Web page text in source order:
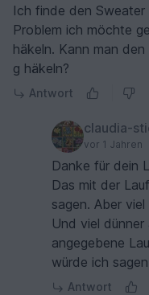
Seite 10 wird
genau die
Trotzdem
Ich finde den
Problem ich möchte
häkeln. Kann man
g häkeln?
Antwort
claudia-
vor 1 Jahren
Danke für dein
Das mit der
sagen. Aber
Und viel
angegebene
würde ich
Antwort